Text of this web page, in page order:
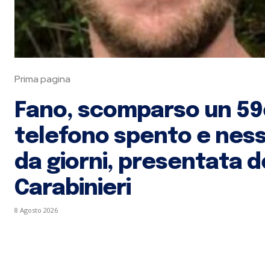
Prima pagina
Fano, scomparso un
telefono spento e
da giorni, presentata
Carabinieri
8 Agosto 2026